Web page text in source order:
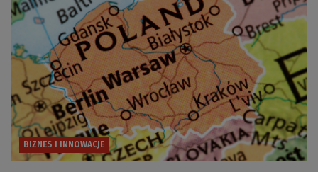
BIZNES I INNOWACJE